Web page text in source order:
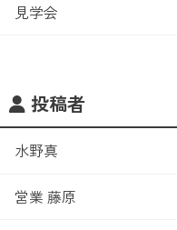
見学会
投稿者
水野真
営業 藤原